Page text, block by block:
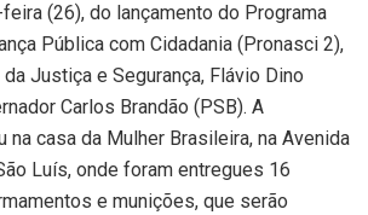
(26), do lançamento do Programa
Pública com Cidadania (Pronasci 2),
Justiça e Segurança, Flávio Dino
Carlos Brandão (PSB). A
na casa da Mulher Brasileira, na Avenida
Luís, onde foram entregues 16
e munições, que serão